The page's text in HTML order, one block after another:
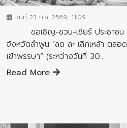
วันที่ 23 ก.ค. 2569, 11:09
ขอเชิญ-ชวน-เชียร์ ประชาชน
จังหวัดลำพูน "ลด ละ เลิกเหล้า ตลอด
เข้าพรรษา” (ระหว่างวันที่ 30...
Read More